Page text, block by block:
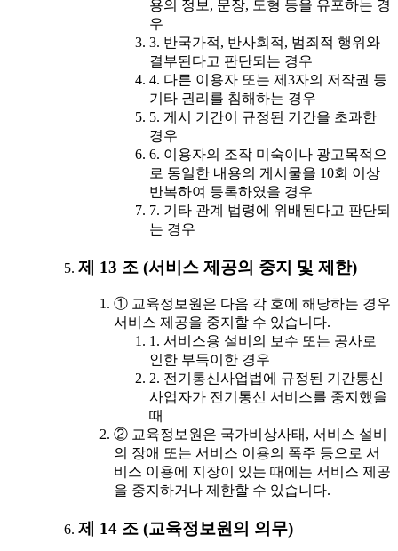
용의 정보, 문장, 도형 등을 유포하는 경
우
3. 반국가적, 반사회적, 범죄적 행위와
결부된다고 판단되는 경우
4. 다른 이용자 또는 제3자의 저작권 등
기타 권리를 침해하는 경우
5. 게시 기간이 규정된 기간을 초과한
경우
6. 이용자의 조작 미숙이나 광고목적으
로 동일한 내용의 게시물을 10회 이상
반복하여 등록하였을 경우
7. 기타 관계 법령에 위배된다고 판단되
는 경우
제 13 조 (서비스 제공의 중지 및 제한)
① 교육정보원은 다음 각 호에 해당하는 경우
서비스 제공을 중지할 수 있습니다.
1. 서비스용 설비의 보수 또는 공사로
인한 부득이한 경우
2. 전기통신사업법에 규정된 기간통신
사업자가 전기통신 서비스를 중지했을
때
② 교육정보원은 국가비상사태, 서비스 설비
의 장애 또는 서비스 이용의 폭주 등으로 서
비스 이용에 지장이 있는 때에는 서비스 제공
을 중지하거나 제한할 수 있습니다.
제 14 조 (교육정보원의 의무)